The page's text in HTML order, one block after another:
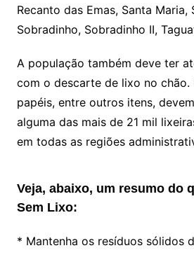
Recanto das Emas, Santa Maria,
Sobradinho, Sobradinho II,
A população também deve ter
com o descarte de lixo no chão.
papéis, entre outros itens,
alguma das mais de 21 mil
em todas as regiões
Veja, abaixo, um resumo do
Sem Lixo:
* Mantenha os resíduos sólidos